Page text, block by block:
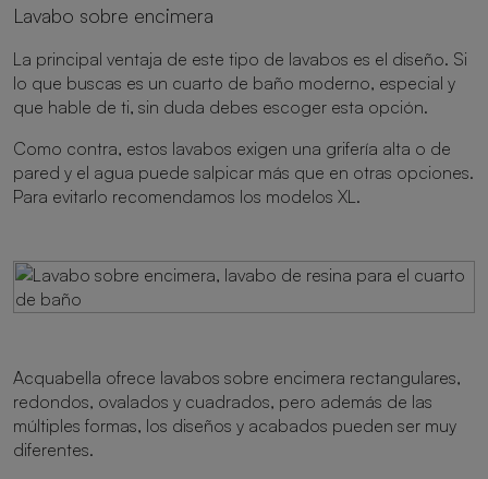
Lavabo sobre encimera
La principal ventaja de este tipo de lavabos es el diseño. Si
lo que buscas es un cuarto de baño moderno, especial y
que hable de ti, sin duda debes escoger esta opción.
Como contra, estos lavabos exigen una grifería alta o de
pared y el agua puede salpicar más que en otras opciones.
Para evitarlo recomendamos los modelos XL.
Acquabella ofrece lavabos sobre encimera rectangulares,
redondos, ovalados y cuadrados, pero además de las
múltiples formas, los diseños y acabados pueden ser muy
diferentes.